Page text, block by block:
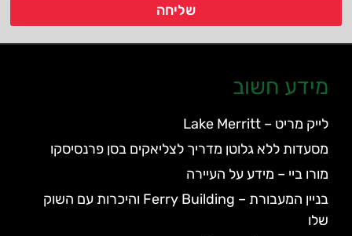
שליחה
מידע חשוב
לייק מריט – Lake Merritt
מסעדות ללא גלוטן מדריך לצליאקים בסן פרנסיסקו
מורו ביי – מידע על העיירה
בניין המעבורת – Ferry Building והיכרות עם השוק
שלו